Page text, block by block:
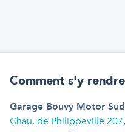
Comment s'y
Garage Bouvy Motor
Chau. de Philippeville